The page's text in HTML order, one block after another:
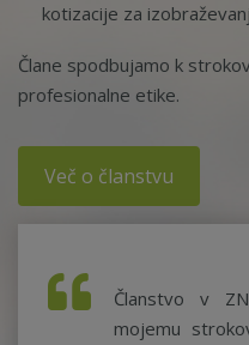
kotizacije za
Člane spodbujamo k
profesionalne etike.
Več o članstvu
Članstvo v
mojemu